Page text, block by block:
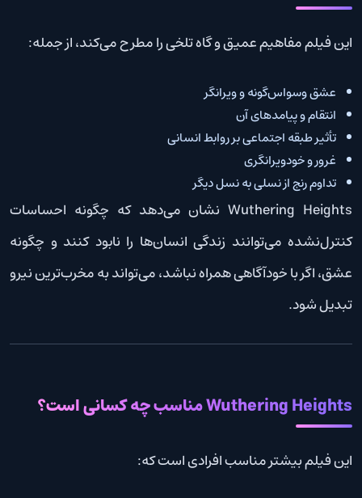
این فیلم مفاهیم عمیق و گاه تلخی را مطرح می‌کند، از جمله:
عشق وسواس‌گونه و ویرانگر
انتقام و پیامدهای آن
تأثیر طبقه اجتماعی بر روابط انسانی
غرور و خودویرانگری
تداوم رنج از نسلی به نسل دیگر
Wuthering Heights نشان می‌دهد که چگونه احساسات
کنترل‌نشده می‌توانند زندگی انسان‌ها را نابود کنند و چگونه
عشق، اگر با خودآگاهی همراه نباشد، می‌تواند به مخرب‌ترین نیرو
تبدیل شود.
Wuthering Heights مناسب چه کسانی است؟
این فیلم بیشتر مناسب افرادی است که: